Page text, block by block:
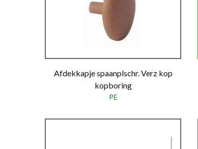
Afdekkapje spaanplschr. Verz kop
kopboring
PE